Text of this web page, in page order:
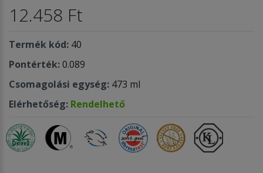
12.458 Ft
Termék kód: 40
Pontérték:0.089
Csomagolási egység: 473 ml
Elérhetőség: Rendelhető